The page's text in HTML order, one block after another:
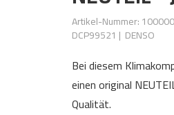
Artikel-Nummer:
DCP99521 | DENSO
Bei diesem
einen original
Qualität.